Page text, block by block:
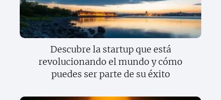
Descubre la startup que está
revolucionando el mundo y cómo
puedes ser parte de su éxito